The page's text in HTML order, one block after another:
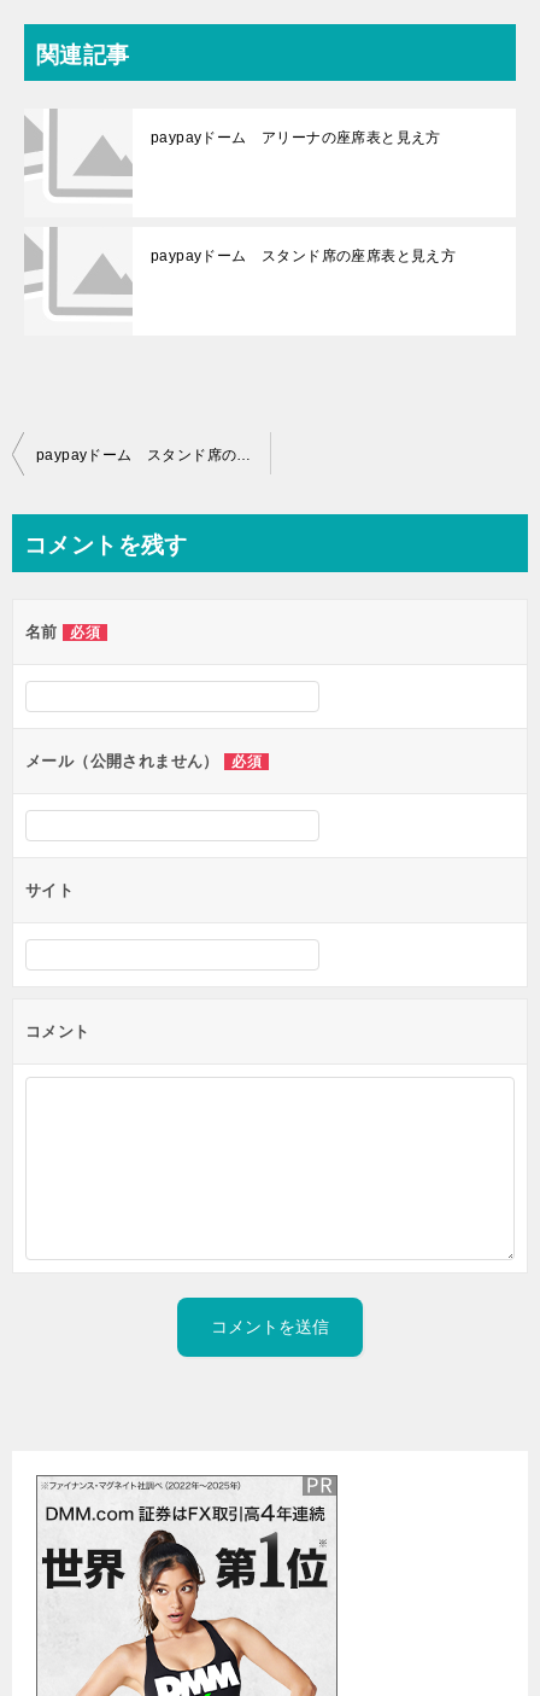
関連記事
paypayドーム アリーナの座席表と見え方
paypayドーム スタンド席の座席表と見え方
投
ビ
ー
シ
ン
paypayドーム スタンド席の座席表と見え方
コメントを残す
名前 必須
メール（公開されません） 必須
サイト
コメント